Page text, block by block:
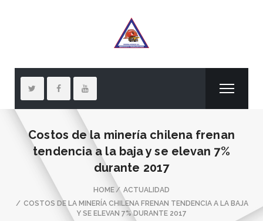
Costos de la minería chilena frenan
tendencia a la baja y se elevan 7%
durante 2017
HOME
ACTUALIDAD
COSTOS DE LA MINERÍA CHILENA FRENAN TENDENCIA A LA BAJA
Y SE ELEVAN 7% DURANTE 2017